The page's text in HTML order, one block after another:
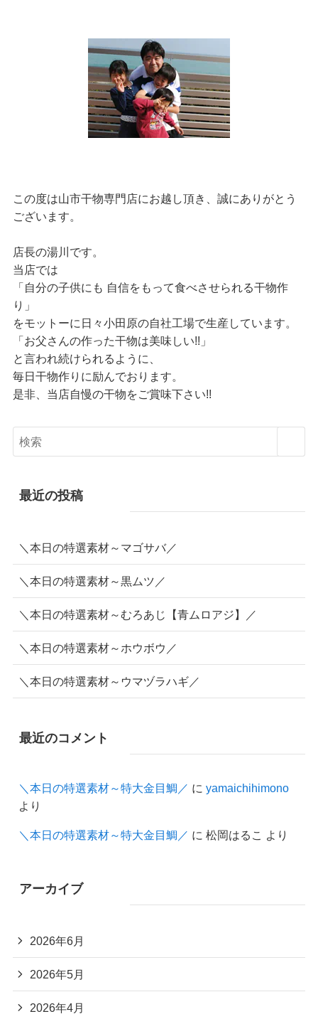
この度は山市干物専門店にお越し頂き、誠にありがとう
ございます。
店長の湯川です。
当店では
「自分の子供にも 自信をもって食べさせられる干物作
り」
をモットーに日々小田原の自社工場で生産しています。
「お父さんの作った干物は美味しい!!」
と言われ続けられるように、
毎日干物作りに励んでおります。
是非、当店自慢の干物をご賞味下さい!!
最近の投稿
＼本日の特選素材～マゴサバ／
＼本日の特選素材～黒ムツ／
＼本日の特選素材～むろあじ【青ムロアジ】／
＼本日の特選素材～ホウボウ／
＼本日の特選素材～ウマヅラハギ／
最近のコメント
＼本日の特選素材～特大金目鯛／ に yamaichihimono
より
＼本日の特選素材～特大金目鯛／ に 松岡はるこ より
アーカイブ
2026年6月
2026年5月
2026年4月